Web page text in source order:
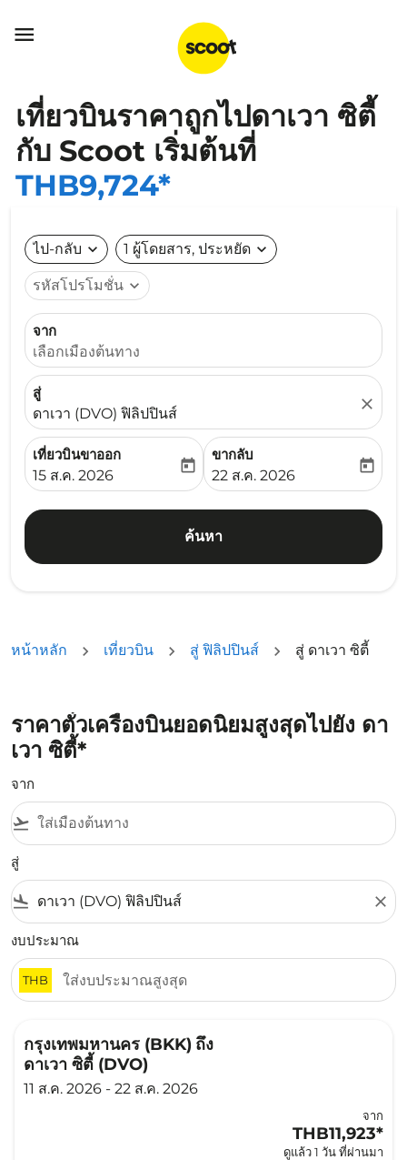

เที่ยวบินราคาถูกไปดาเวา ซิตี้
กับ Scoot เริ่มต้นที่
THB9,724*
ไป-กลับ expand_more 1 ผู้โดยสาร, ประหยัด expand_more
รหัสโปรโมชั่น expand_more
จาก
เลือกเมืองต้นทาง
สู่
ดาเวา (DVO) ฟิลิปปินส์
close
เที่ยวบินขาออก
fc-booking-departure-date-aria-label
15 ส.ค. 2026
today
ขากลับ
fc-booking-return-date-
22 ส.ค. 2026
today
ค้นหา
หน้าหลัก เที่ยวบิน สู่ ฟิลิปปินส์ สู่ ดาเวา ซิตี้
ราคาตั๋วเครื่องบินยอดนิยมสูงสุดไปยัง ดา
เวา ซิตี้*
จาก
flight_takeoff
สู่
flight_land close
งบประมาณ
THB
กรุงเทพมหานคร (BKK) ถึง
ดาเวา ซิตี้ (DVO)
11 ส.ค. 2026 - 22 ส.ค. 2026
จาก
THB11,923*
ดูแล้ว 1 วัน ที่ผ่านมา